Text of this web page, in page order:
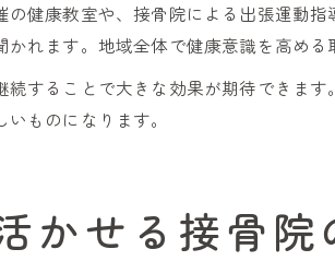
の健康教室や、接骨院による出張運動
かれます。地域全体で健康意識を高める
続することで大きな効果が期待できま
ものになります。
かせる接骨院